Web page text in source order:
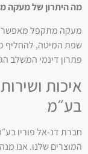
מה היתרון של מעקה
מעקה מתקפל מאפשר
שפת המיטה, להחליף
פתרון דינמי המשלב
איכות
בע״מ
חברת דנ-אל פוריו
המוצרים שלנו. אנו